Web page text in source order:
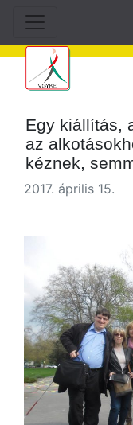
Egy kiállítás,
az
kéznek,
2017. április 15.